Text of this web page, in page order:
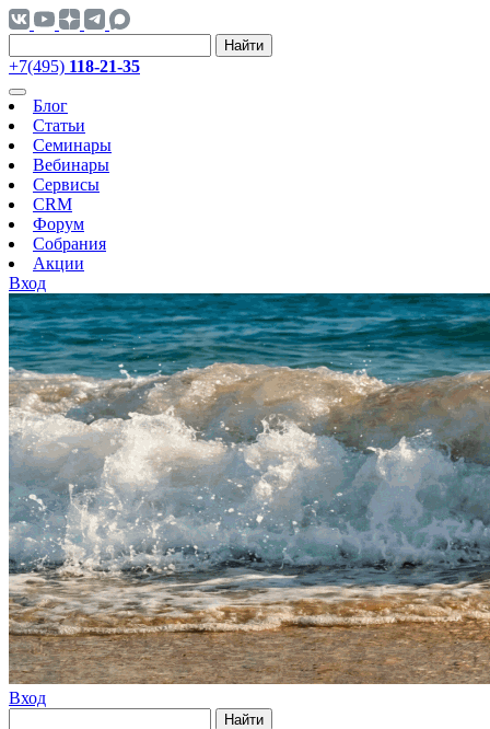
Найти
+7(495) 118-21-35
Блог
Статьи
Семинары
Вебинары
Сервисы
CRM
Форум
Собрания
Акции
Вход
Вход
Найти